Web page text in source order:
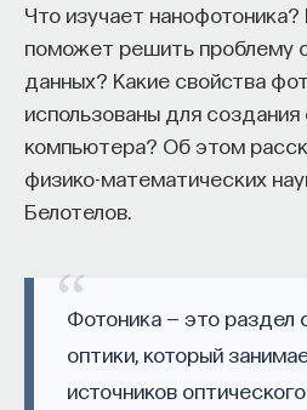
Что изучает
поможет решить проблему
данных? Какие свойства
использованы для создания
компьютера? Об этом
физико-математических
Белотелов.
Фотоника — это раздел
оптики, который
источников
Максутов
беседует с
зачем университет нужен в
высшее образование нельзя
подготовке под нужды рынка.
Они обсуждают, как
собственное будущее,
и что на самом деле должен
выходящий в сложный и
А еще — почему ИИ не стоит
как использовать его для